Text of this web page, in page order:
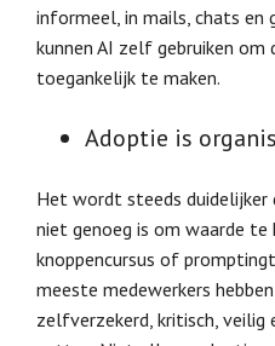
informeel, in mails, chats en
kunnen AI zelf gebruiken om
toegankelijk te maken.
Adoptie is
Het wordt steeds
niet genoeg is om waarde te
knoppencursus of
meeste medewerkers
zelfverzekerd, kritisch, veilig